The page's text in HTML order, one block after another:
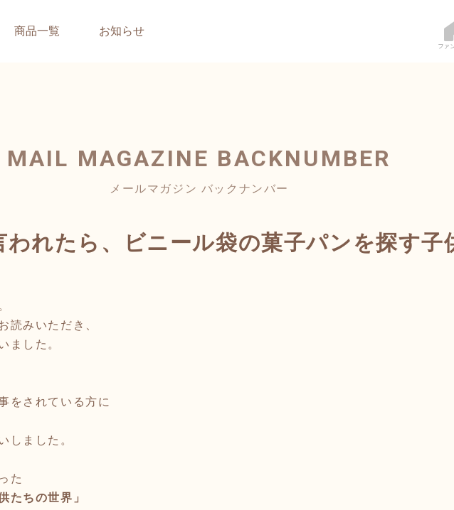
商品一覧 お知らせ
MAIL MAGAZINE BACKNUMBER
メールマガジン バックナンバー
われたら、ビニール袋の菓子パンを探す子
読みいただき、
ました。
をされている方に
しました。
た
たちの世界」